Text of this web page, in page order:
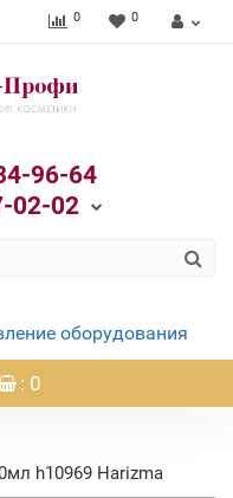
0 0
96-64
02-02
оборудования
: 0
h10969 Harizma